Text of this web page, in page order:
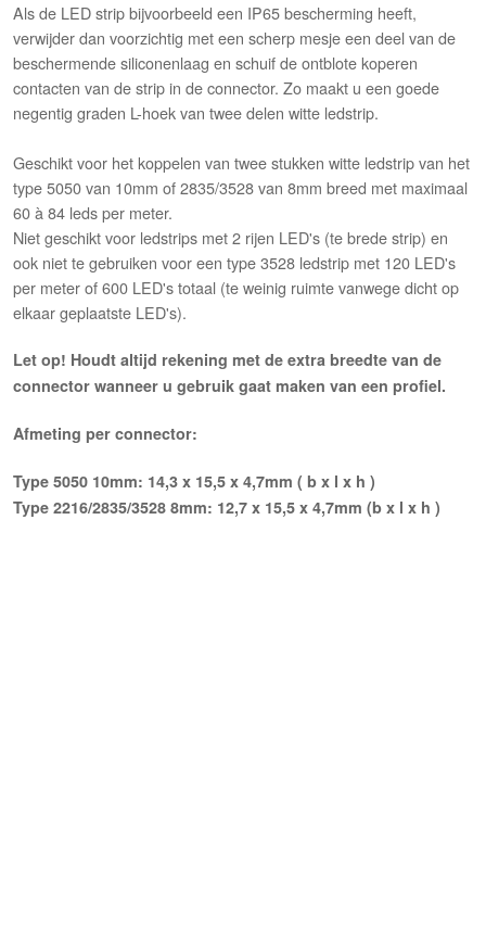
Als de LED strip bijvoorbeeld een IP65 bescherming heeft,
verwijder dan voorzichtig met een scherp mesje een deel van de
beschermende siliconenlaag en schuif de ontblote koperen
contacten van de strip in de connector. Zo maakt u een goede
negentig graden L-hoek van twee delen witte ledstrip.
Geschikt voor het koppelen van twee stukken witte ledstrip van het
type 5050 van 10mm of 2835/3528 van 8mm breed met maximaal
60 à 84 leds per meter.
Niet geschikt voor ledstrips met 2 rijen LED's (te brede strip) en
ook niet te gebruiken voor een type 3528 ledstrip met 120 LED's
per meter of 600 LED's totaal (te weinig ruimte vanwege dicht op
elkaar geplaatste LED's).
Let op! Houdt altijd rekening met de extra breedte van de
connector wanneer u gebruik gaat maken van een profiel.
Afmeting per connector:
Type 5050 10mm: 14,3 x 15,5 x 4,7mm ( b x l x h )
Type 2216/2835/3528 8mm: 12,7 x 15,5 x 4,7mm (b x l x h )